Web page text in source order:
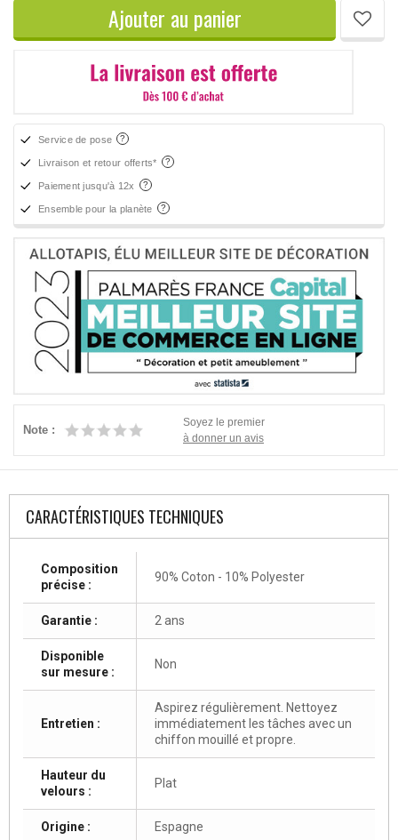
Ajouter au panier
Service de pose
Livraison et retour offerts*
Paiement jusqu'à 12x
Ensemble pour la planète
Note :
Soyez le premier
à donner un avis
CARACTÉRISTIQUES TECHNIQUES
Composition
précise :
90% Coton - 10% Polyester
Garantie : 2 ans
Disponible
sur mesure :
Non
Entretien :
Aspirez régulièrement. Nettoyez
immédiatement les tâches avec un
chiffon mouillé et propre.
Hauteur du
velours :
Plat
Origine : Espagne